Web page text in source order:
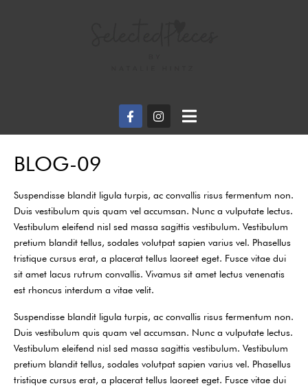
BLOG-09
Suspendisse blandit ligula turpis, ac convallis risus fermentum non.
Duis vestibulum quis quam vel accumsan. Nunc a vulputate lectus.
Vestibulum eleifend nisl sed massa sagittis vestibulum. Vestibulum
pretium blandit tellus, sodales volutpat sapien varius vel. Phasellus
tristique cursus erat, a placerat tellus laoreet eget. Fusce vitae dui
sit amet lacus rutrum convallis. Vivamus sit amet lectus venenatis
est rhoncus interdum a vitae velit.
Suspendisse blandit ligula turpis, ac convallis risus fermentum non.
Duis vestibulum quis quam vel accumsan. Nunc a vulputate lectus.
Vestibulum eleifend nisl sed massa sagittis vestibulum. Vestibulum
pretium blandit tellus, sodales volutpat sapien varius vel. Phasellus
tristique cursus erat, a placerat tellus laoreet eget. Fusce vitae dui